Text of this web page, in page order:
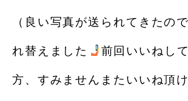
（良い写真が送られてきたの
れ替えました 前回いいね し
方、すみませんまたいいね頂